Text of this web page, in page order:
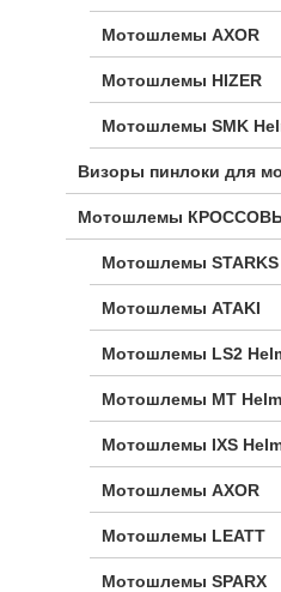
Мотошлемы AXOR
Мотошлемы HIZER
Мотошлемы SMK
Визоры пинлоки для
Мотошлемы
Мотошлемы STARKS
Мотошлемы ATAKI
Мотошлемы LS2
Мотошлемы MT
Мотошлемы IXS
Мотошлемы AXOR
Мотошлемы LEATT
Мотошлемы SPARX